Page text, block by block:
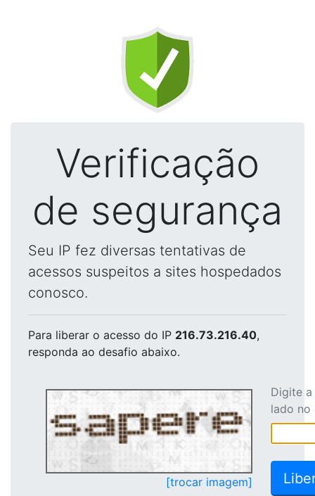
Verificação
de segurança
Seu IP fez diversas tentativas de
acessos suspeitos a sites hospedados
conosco.
Para liberar o acesso do IP 216.73.216.40,
responda ao desafio abaixo.
[trocar imagem]
Digite
lado no